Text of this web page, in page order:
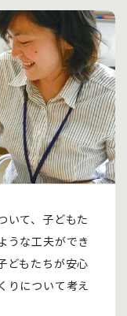
いて、子どもた
うな工夫ができ
どもたちが安心
りについて考え